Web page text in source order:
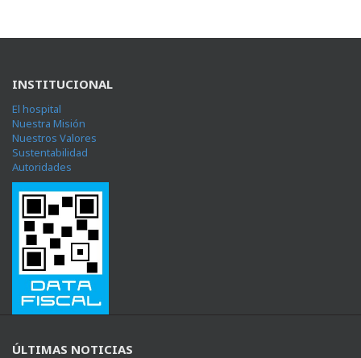
INSTITUCIONAL
El hospital
Nuestra Misión
Nuestros Valores
Sustentabilidad
Autoridades
ÚLTIMAS NOTICIAS